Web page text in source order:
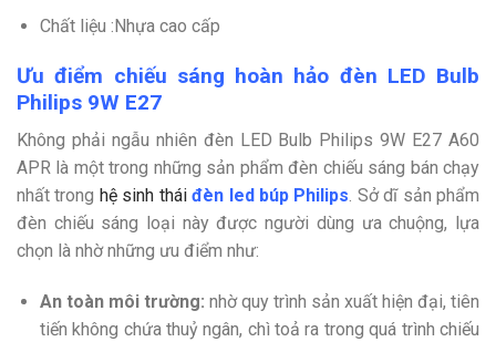
Chất liệu :Nhựa cao cấp
Ưu điểm chiếu sáng hoàn hảo đèn LED Bulb
Philips 9W E27
Không phải ngẫu nhiên đèn LED Bulb Philips 9W E27 A60
APR là một trong những sản phẩm đèn chiếu sáng bán chạy
nhất trong hệ sinh thái đèn led búp Philips. Sở dĩ sản phẩm
đèn chiếu sáng loại này được người dùng ưa chuộng, lựa
chọn là nhờ những ưu điểm như:
An toàn môi trường: nhờ quy trình sản xuất hiện đại, tiên
tiến không chứa thuỷ ngân, chì toả ra trong quá trình chiếu